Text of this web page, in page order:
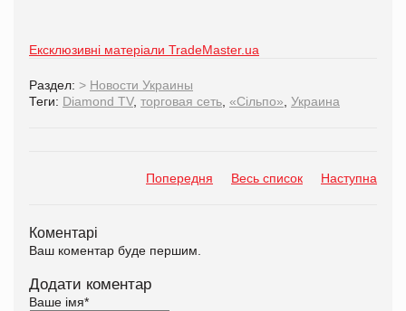
Ексклюзивні матеріали TradeMaster.ua
Раздел: > Новости Украины
Теги: Diamond TV, торговая сеть, «Сільпо», Украина
Попередня Весь список Наступна
Коментарі
Ваш коментар буде першим.
Додати коментар
Ваше імя*